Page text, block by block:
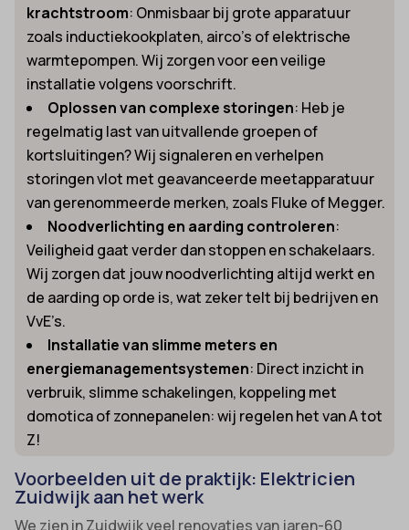
krachtstroom: Onmisbaar bij grote apparatuur
zoals inductiekookplaten, airco’s of elektrische
warmtepompen. Wij zorgen voor een veilige
installatie volgens voorschrift.
Oplossen van complexe storingen: Heb je
regelmatig last van uitvallende groepen of
kortsluitingen? Wij signaleren en verhelpen
storingen vlot met geavanceerde meetapparatuur
van gerenommeerde merken, zoals Fluke of Megger.
Noodverlichting en aarding controleren:
Veiligheid gaat verder dan stoppen en schakelaars.
Wij zorgen dat jouw noodverlichting altijd werkt en
de aarding op orde is, wat zeker telt bij bedrijven en
VvE’s.
Installatie van slimme meters en
energiemanagementsystemen: Direct inzicht in
verbruik, slimme schakelingen, koppeling met
domotica of zonnepanelen: wij regelen het van A tot
Z!
Voorbeelden uit de praktijk: Elektricien
Zuidwijk aan het werk
We zien in Zuidwijk veel renovaties van jaren-60